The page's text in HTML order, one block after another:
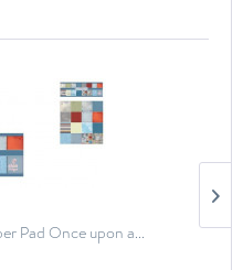
Pad Once upon a...